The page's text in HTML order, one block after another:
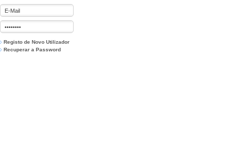
Registo de Novo Utilizador
Recuperar a Password